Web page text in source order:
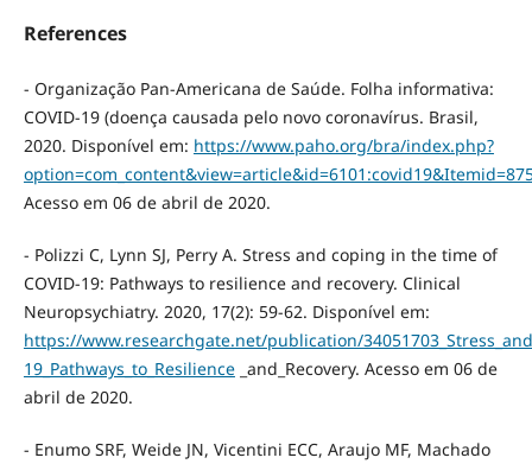
References
- Organização Pan-Americana de Saúde. Folha informativa:
COVID-19 (doença causada pelo novo coronavírus. Brasil,
2020. Disponível em: https://www.paho.org/bra/index.php?
Acesso em 06 de abril de 2020.
- Polizzi C, Lynn SJ, Perry A. Stress and coping in the time of
COVID-19: Pathways to resilience and recovery. Clinical
Neuropsychiatry. 2020, 17(2): 59-62. Disponível em:
https://www.researchgate.net/publication/
19_Pathways_to_Resilience_and_Recovery. Acesso em 06 de
abril de 2020.
- Enumo SRF, Weide JN, Vicentini ECC, Araujo MF, Machado